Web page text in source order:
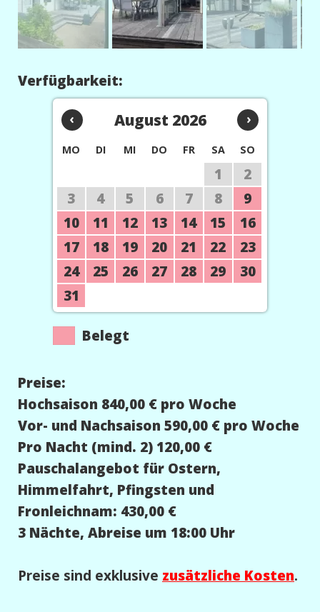
Verfügbarkeit:
‹ ›
August 2026
MO DI MI DO FR SA SO
1
2
3
4 5 6 7 8
9
10
11 12 13 14 15
16
17
18 19 20 21 22
23
24
25 26 27 28 29
30
31
Belegt
Preise:
Hochsaison 840,00 € pro Woche
Vor- und Nachsaison 590,00 € pro Woche
Pro Nacht (mind. 2) 120,00 €
Pauschalangebot für Ostern,
Himmelfahrt, Pfingsten und
Fronleichnam: 430,00 €
3 Nächte, Abreise um 18:00 Uhr
Preise sind exklusive zusätzliche Kosten.